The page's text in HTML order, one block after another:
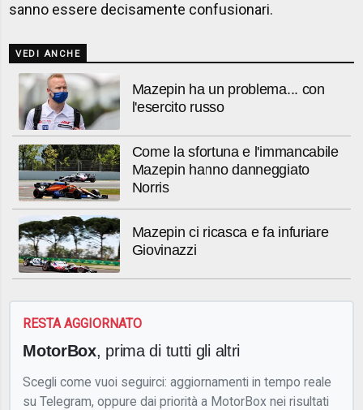
sanno essere decisamente confusionari.
VEDI ANCHE
Mazepin ha un problema... con
l'esercito russo
Come la sfortuna e l'immancabile
Mazepin hanno danneggiato
Norris
Mazepin ci ricasca e fa infuriare
Giovinazzi
RESTA AGGIORNATO
MotorBox, prima di tutti gli altri
Scegli come vuoi seguirci: aggiornamenti in tempo reale
su Telegram, oppure dai priorità a MotorBox nei risultati